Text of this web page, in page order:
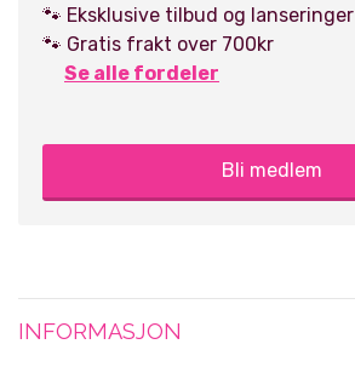
🐾 Eksklusive tilbud og lanseringer
🐾 Gratis frakt over 700kr
Se alle fordeler
Bli medlem
INFORMASJON